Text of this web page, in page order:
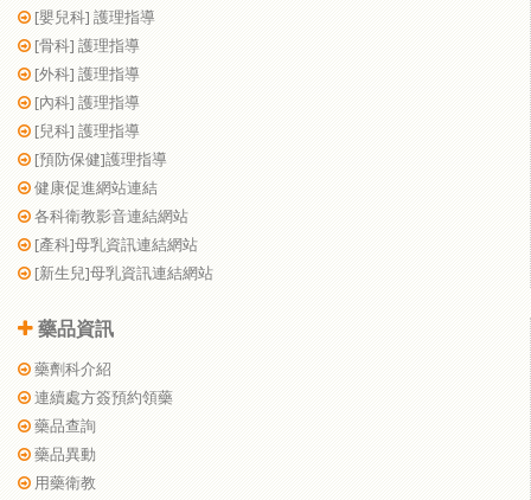
[嬰兒科] 護理指導
[骨科] 護理指導
[外科] 護理指導
[內科] 護理指導
[兒科] 護理指導
[預防保健]護理指導
健康促進網站連結
各科衛教影音連結網站
[產科]母乳資訊連結網站
[新生兒]母乳資訊連結網站
藥品資訊
藥劑科介紹
連續處方簽預約領藥
藥品查詢
藥品異動
用藥衛教